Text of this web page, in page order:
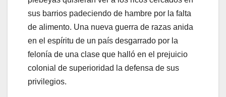
sus barrios padeciendo de hambre por la falta
de alimento. Una nueva guerra de razas anida
en el espíritu de un país desgarrado por la
felonía de una clase que halló en el prejuicio
colonial de superioridad la defensa de sus
privilegios.